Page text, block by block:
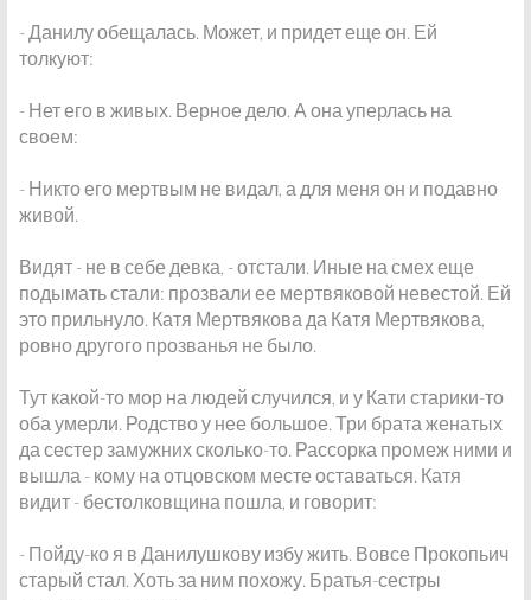
- Данилу обещалась. Может, и придет еще он. Ей
толкуют:
- Нет его в живых. Верное дело. А она уперлась на
своем:
- Никто его мертвым не видал, а для меня он и подавно
живой.
Видят - не в себе девка, - отстали. Иные на смех еще
подымать стали: прозвали ее мертвяковой невестой. Ей
это прильнуло. Катя Мертвякова да Катя Мертвякова,
ровно другого прозванья не было.
Тут какой-то мор на людей случился, и у Кати старики-то
оба умерли. Родство у нее большое. Три брата женатых
да сестер замужних сколько-то. Рассорка промеж ними и
вышла - кому на отцовском месте оставаться. Катя
видит - бестолковщина пошла, и говорит:
- Пойду-ко я в Данилушкову избу жить. Вовсе Прокопьич
старый стал. Хоть за ним похожу. Братья-сестры